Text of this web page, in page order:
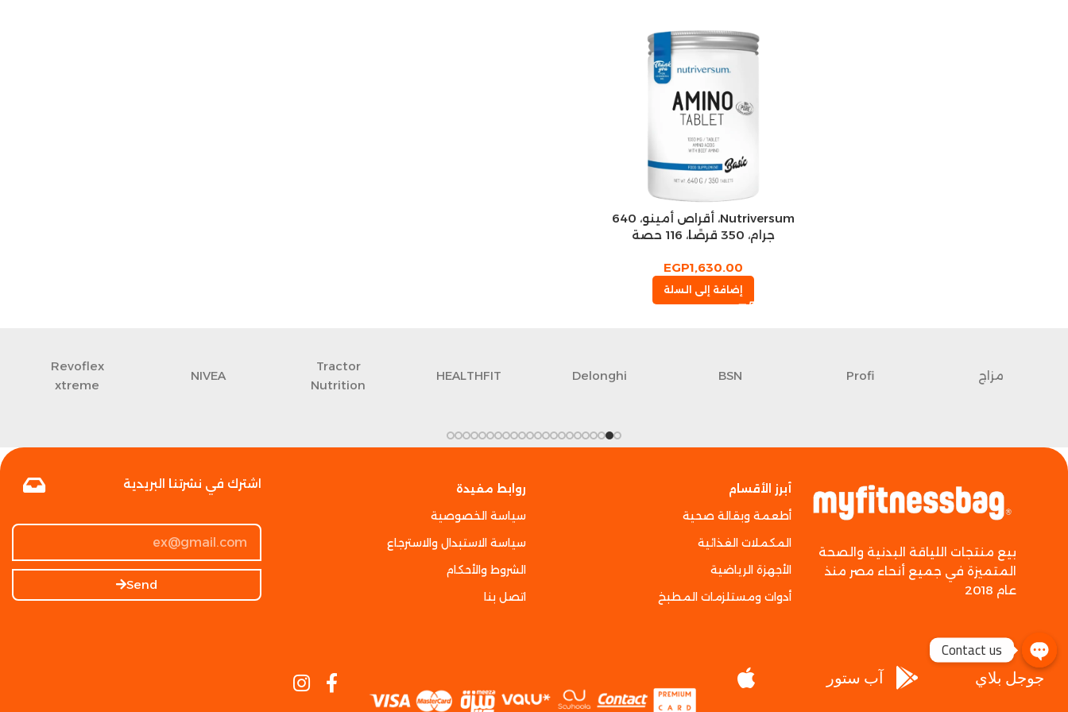
Nutriversum، أقراص أمينو، 640
جرام، 350 قرصًا، 116 حصة
EGP1,630.00
إضافة إلى السلة
مزاج Profi
BSN
Delonghi
HEALTHFIT
Tractor
Nutrition
NIVEA
Revoflex
xtreme
بيع منتجات اللياقة البدنية والصحة
المتميزة في جميع أنحاء مصر منذ
عام 2018
أبرز الأقسام
أطعمة وبقالة صحية
المكملات الغذائية
الأجهزة الرياضية
أدوات ومستلزمات المطبخ
روابط مفيدة
سياسة الخصوصية
سياسة الاستبدال والاسترجاع
الشروط والأحكام
اتصل بنا
اشترك في نشرتنا البريدية
Send
جوجل بلاي آب ستور
Contact us